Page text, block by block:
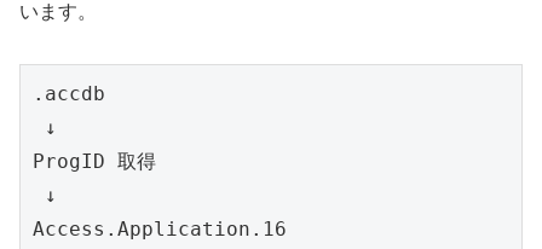
います。
.accdb
↓
ProgID 取得
↓
Access.Application.16